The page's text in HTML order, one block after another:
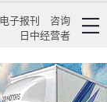
电子报刊
咨询
日中经营者